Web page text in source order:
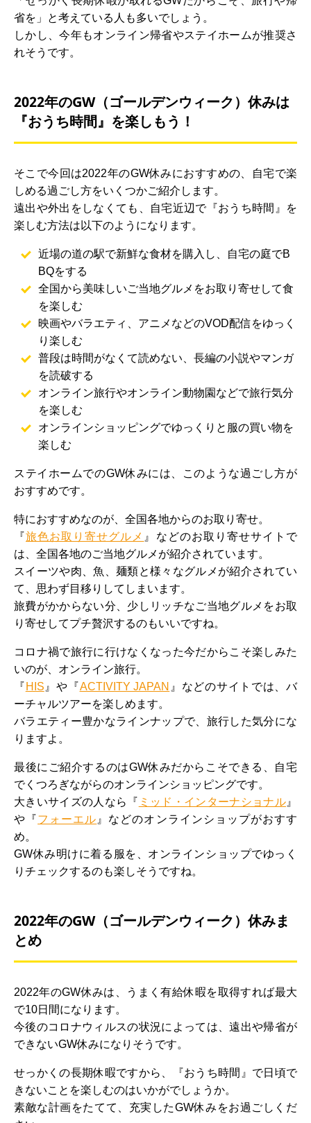
省を」と考えている人も多いでしょう。
しかし、今年もオンライン帰省やステイホームが推奨さ
れそうです。
2022年のGW（ゴールデンウィーク）休みは
『おうち時間』を楽しもう！
そこで今回は2022年のGW休みにおすすめの、自宅で楽
しめる過ごし方をいくつかご紹介します。
遠出や外出をしなくても、自宅近辺で『おうち時間』を
楽しむ方法は以下のようになります。
近場の道の駅で新鮮な食材を購入し、自宅の庭でB
BQをする
全国から美味しいご当地グルメをお取り寄せして食
を楽しむ
映画やバラエティ、アニメなどのVOD配信をゆっく
り楽しむ
普段は時間がなくて読めない、長編の小説やマンガ
を読破する
オンライン旅行やオンライン動物園などで旅行気分
を楽しむ
オンラインショッピングでゆっくりと服の買い物を
楽しむ
ステイホームでのGW休みには、このような過ごし方が
おすすめです。
特におすすめなのが、全国各地からのお取り寄せ。
『旅色お取り寄せグルメ 』などのお取り寄せサイトで
は、全国各地のご当地グルメが紹介されています。
スイーツや肉、魚、麺類と様々なグルメが紹介されてい
て、思わず目移りしてしまいます。
旅費がかからない分、少しリッチなご当地グルメをお取
り寄せしてプチ贅沢するのもいいですね。
コロナ禍で旅行に行けなくなった今だからこそ楽しみた
いのが、オンライン旅行。
『 HIS 』や『ACTIVITY JAPAN 』などのサイトでは、バ
ーチャルツアーを楽しめます。
バラエティー豊かなラインナップで、旅行した気分にな
りますよ。
最後にご紹介するのはGW休みだからこそできる、自宅
でくつろぎながらのオンラインショッピングです。
大きいサイズの人なら
『 ミッド・インターナショナル 』
や『フォーエル 』などのオンラインショップがおすす
め。
GW休み明けに着る服を、オンラインショップでゆっく
りチェックするのも楽しそうですね。
2022年のGW（ゴールデンウィーク）休みま
とめ
2022年のGW休みは、うまく有給休暇を取得すれば最大
で10日間になります。
今後のコロナウィルスの状況によっては、遠出や帰省が
できないGW休みになりそうです。
せっかくの長期休暇ですから、『おうち時間』で日頃で
きないことを楽しむのはいかがでしょうか。
素敵な計画をたてて、充実したGW休みをお過ごしくだ